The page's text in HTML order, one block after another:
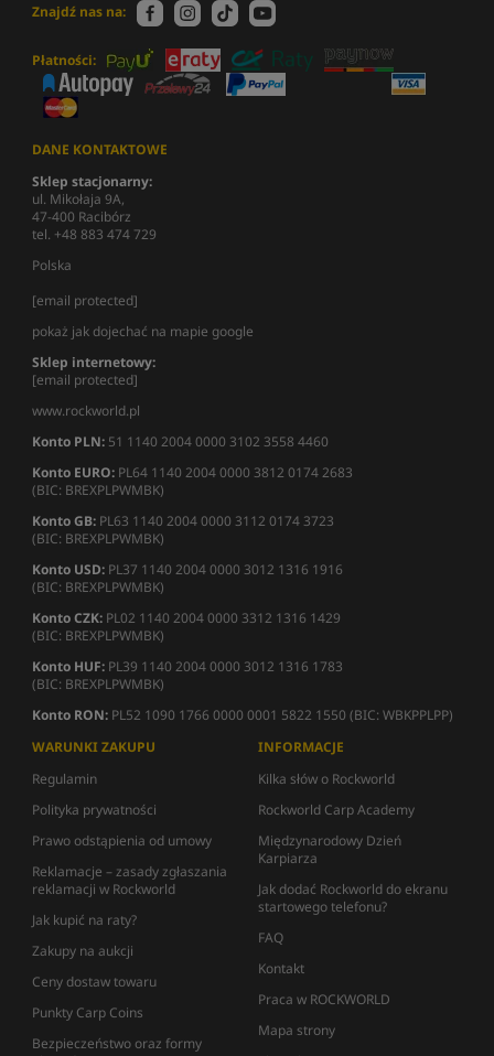
Znajdź nas na:
Płatności:
DANE KONTAKTOWE
Sklep stacjonarny:
ul. Mikołaja 9A,
47-400 Racibórz
tel. +48 883 474 729
Polska
[email protected]
pokaż jak dojechać na mapie google
Sklep internetowy:
[email protected]
www.rockworld.pl
Konto PLN: 51 1140 2004 0000 3102 3558 4460
Konto EURO: PL64 1140 2004 0000 3812 0174 2683
(BIC: BREXPLPWMBK)
Konto GB: PL63 1140 2004 0000 3112 0174 3723
(BIC: BREXPLPWMBK)
Konto USD: PL37 1140 2004 0000 3012 1316 1916
(BIC: BREXPLPWMBK)
Konto CZK: PL02 1140 2004 0000 3312 1316 1429
(BIC: BREXPLPWMBK)
Konto HUF: PL39 1140 2004 0000 3012 1316 1783
(BIC: BREXPLPWMBK)
Konto RON: PL52 1090 1766 0000 0001 5822 1550 (BIC: WBKPPLPP)
WARUNKI ZAKUPU
Regulamin
Polityka prywatności
Prawo odstąpienia od umowy
Reklamacje – zasady zgłaszania
reklamacji w Rockworld
Jak kupić na raty?
Zakupy na aukcji
Ceny dostaw towaru
Punkty Carp Coins
Bezpieczeństwo oraz formy
INFORMACJE
Kilka słów o Rockworld
Rockworld Carp Academy
Międzynarodowy Dzień
Karpiarza
Jak dodać Rockworld do ekranu
startowego telefonu?
FAQ
Kontakt
Praca w ROCKWORLD
Mapa strony